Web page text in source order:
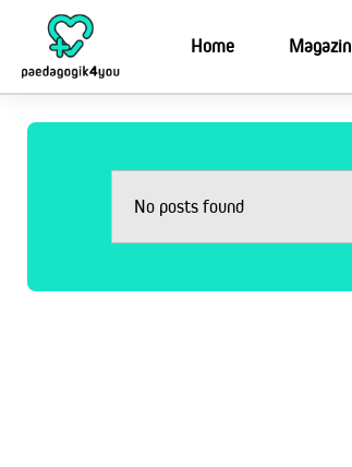
Home Magazin
No posts found